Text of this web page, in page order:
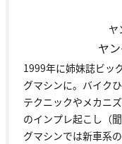
ヤ
ヤ
1999年に姉妹誌ビッ
グマシンに。バイク
テクニックやメカニ
のインプレ起こし（
グマシンでは新車系